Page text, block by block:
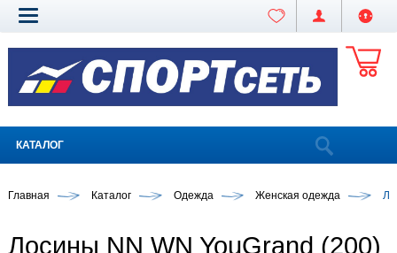
КАТАЛОГ
Главная Каталог Одежда Женская одежда
Лосины NN WN YouGrand (200)